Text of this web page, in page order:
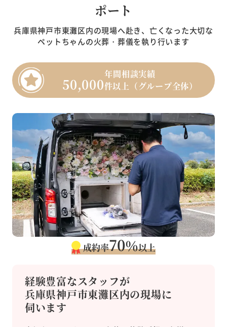
ポート
兵庫県神戸市東灘区内の現場へ赴き、亡くなった大切な
ペットちゃんの火葬・葬儀を執り行います
年間相談実績
50,000件以上（グループ全体）
成約率70％以上
経験豊富なスタッフが
兵庫県神戸市東灘区内の現場に
伺います